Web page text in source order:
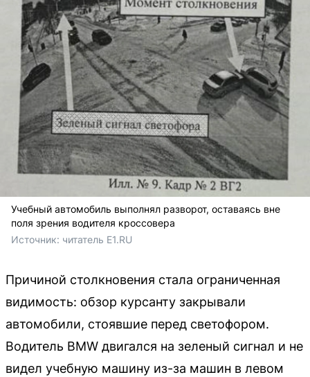
Учебный автомобиль выполнял разворот, оставаясь вне
поля зрения водителя кроссовера
Источник: читатель E1.RU
Причиной столкновения стала ограниченная
видимость: обзор курсанту закрывали
автомобили, стоявшие перед светофором.
Водитель BMW двигался на зеленый сигнал и не
видел учебную машину из-за машин в левом